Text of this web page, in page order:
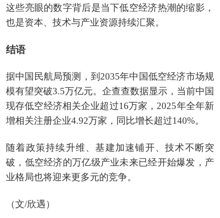
这些亮眼的数字背后是当下低空经济热潮的缩影，
也是资本、技术与产业资源持续汇聚。
结语
据中国民航局预测，到2035年中国低空经济市场规
模有望突破3.5万亿元。企查查数据显示，当前中国
现存低空经济相关企业超过16万家，2025年全年新
增相关注册企业4.92万家，同比增长超过140%。
随着政策持续升维、基建加速铺开、技术不断突
破，低空经济的万亿级产业未来已经开始爆发，产
业格局也将迎来更多元的竞争。
（文/欣遇）